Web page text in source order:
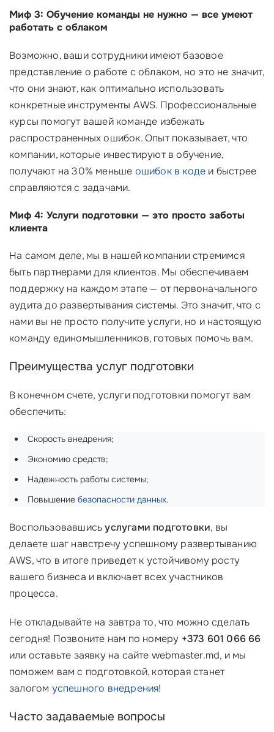
Миф 3: Обучение команды не нужно — все умеют
работать с облаком
Возможно, ваши сотрудники имеют базовое
представление о работе с облаком, но это не значит,
что они знают, как оптимально использовать
конкретные инструменты AWS. Профессиональные
курсы помогут вашей команде избежать
распространенных ошибок. Опыт показывает, что
компании, которые инвестируют в обучение,
получают на 30% меньше ошибок в коде и быстрее
справляются с задачами.
Миф 4: Услуги подготовки — это просто заботы
клиента
На самом деле, мы в нашей компании стремимся
быть партнерами для клиентов. Мы обеспечиваем
поддержку на каждом этапе — от первоначального
аудита до развертывания системы. Это значит, что с
нами вы не просто получите услуги, но и настоящую
команду единомышленников, готовых помочь вам.
Преимущества услуг подготовки
В конечном счете, услуги подготовки помогут вам
обеспечить:
Скорость внедрения;
Экономию средств;
Надежность работы системы;
Повышение безопасности данных.
Воспользовавшисьуслугами подготовки, вы
делаете шаг навстречу успешному развертыванию
AWS, что в итоге приведет к устойчивому росту
вашего бизнеса и включает всех участников
процесса.
Не откладывайте на завтра то, что можно сделать
сегодня! Позвоните нам по номеру +373 601 066 66
или оставьте заявку на сайте webmaster.md, и мы
поможем вам с подготовкой, которая станет
залогом успешного внедрения!
Часто задаваемые вопросы